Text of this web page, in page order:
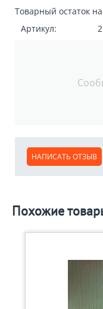
Товарный остаток
Артикул:
НАПИСАТЬ ОТЗЫВ
Похожие